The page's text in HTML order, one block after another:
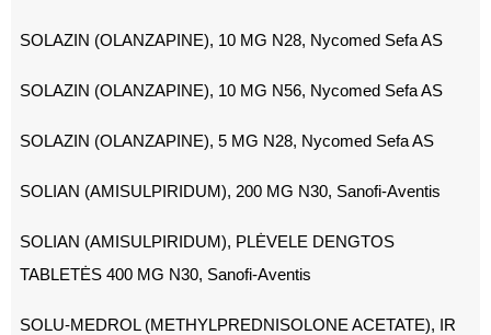
SOLAZIN (OLANZAPINE), 10 MG N28, Nycomed Sefa AS
SOLAZIN (OLANZAPINE), 10 MG N56, Nycomed Sefa AS
SOLAZIN (OLANZAPINE), 5 MG N28, Nycomed Sefa AS
SOLIAN (AMISULPIRIDUM), 200 MG N30, Sanofi-Aventis
SOLIAN (AMISULPIRIDUM), PLĖVELE DENGTOS
TABLETĖS 400 MG N30, Sanofi-Aventis
SOLU-MEDROL (METHYLPREDNISOLONE ACETATE), IR